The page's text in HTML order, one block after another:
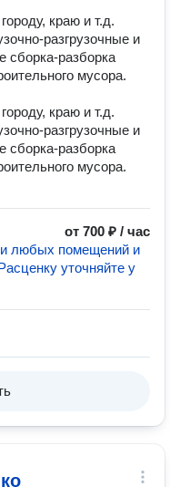
краю и т.д.
разгрузочные и
сборка-разборка
мусора.
краю и т.д.
разгрузочные и
сборка-разборка
мусора.
от 700 ₽ / час
любых помещений и
уточняйте у